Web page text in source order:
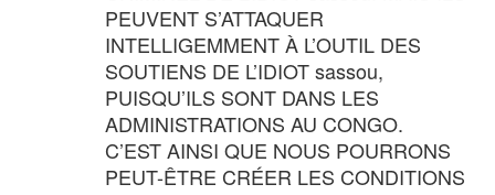
PEUVENT S’ATTAQUER
INTELLIGEMMENT À L’OUTIL DES
SOUTIENS DE L’IDIOT sassou,
PUISQU’ILS SONT DANS LES
ADMINISTRATIONS AU CONGO.
C’EST AINSI QUE NOUS POURRONS
PEUT-ÊTRE CRÉER LES CONDITIONS